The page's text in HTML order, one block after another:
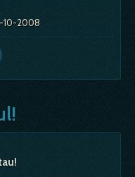
10-2008